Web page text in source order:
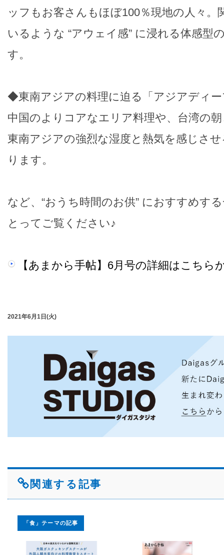
ッフもお客さんもほぼ100％現地の人々。
いるような “アウェイ感” に浸れる体感型
す。
◆東南アジアの料理に迫る「アジアディー
中国のよりコアなエリア料理や、台湾の
東南アジアの強烈な湿度と熱気を感じさ
ります。
など、“おうち時間のお供” におすすめす
とってご覧ください♪
【あまから手帖】6月号の詳細はこちら
2021年6月1日(火)
関連する記事
「食」テーマの記事